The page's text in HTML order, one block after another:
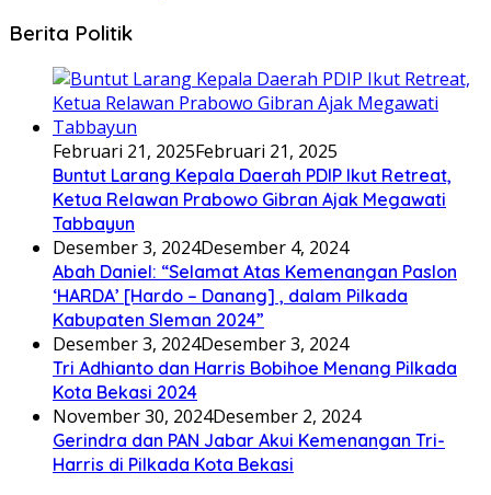
Berita Politik
Februari 21, 2025Februari 21, 2025
Buntut Larang Kepala Daerah PDIP Ikut Retreat,
Ketua Relawan Prabowo Gibran Ajak Megawati
Tabbayun
Desember 3, 2024Desember 4, 2024
Abah Daniel: “Selamat Atas Kemenangan Paslon
‘HARDA’ [Hardo – Danang] , dalam Pilkada
Kabupaten Sleman 2024”
Desember 3, 2024Desember 3, 2024
Tri Adhianto dan Harris Bobihoe Menang Pilkada
Kota Bekasi 2024
November 30, 2024Desember 2, 2024
Gerindra dan PAN Jabar Akui Kemenangan Tri-
Harris di Pilkada Kota Bekasi